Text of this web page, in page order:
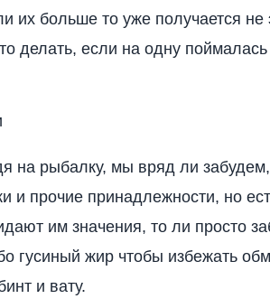
их больше то уже получается
делать, если на одну
на рыбалку, мы вряд ли
и прочие принадлежности, но
им значения, то ли просто
гусиный жир чтобы избежать
и вату.